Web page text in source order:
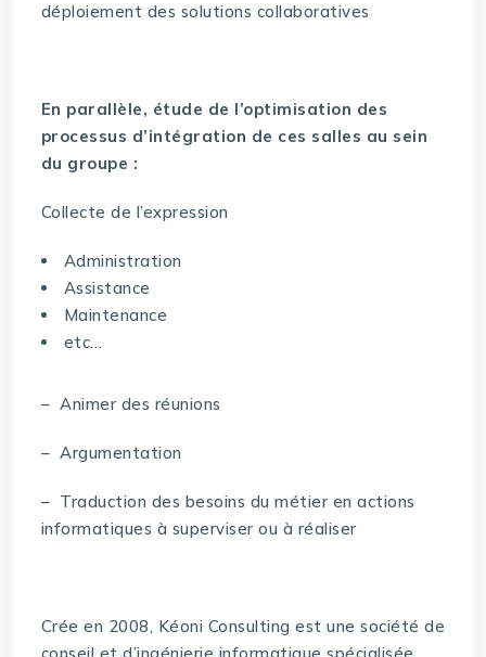
déploiement des solutions collaboratives
En parallèle, étude de l’optimisation des
processus d’intégration de ces salles au sein
du groupe :
Collecte de l’expression
Administration
Assistance
Maintenance
etc…
– Animer des réunions
– Argumentation
– Traduction des besoins du métier en actions
informatiques à superviser ou à réaliser
Crée en 2008, Kéoni Consulting est une société de